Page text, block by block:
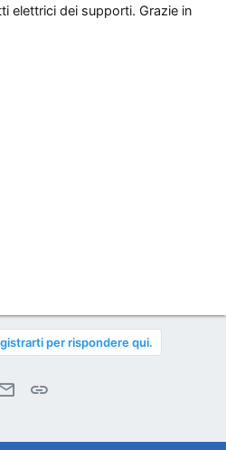
elettrici dei supporti. Grazie in
per rispondere qui.
Email